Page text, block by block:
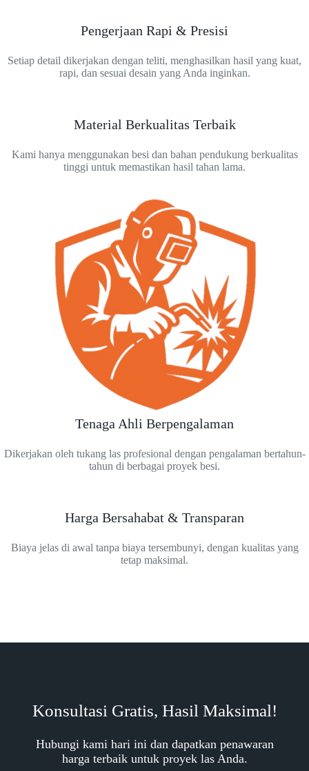
Pengerjaan Rapi & Presisi
Setiap detail dikerjakan dengan teliti, menghasilkan hasil yang kuat,
rapi, dan sesuai desain yang Anda inginkan.
Material Berkualitas Terbaik
Kami hanya menggunakan besi dan bahan pendukung berkualitas
tinggi untuk memastikan hasil tahan lama.
Tenaga Ahli Berpengalaman
Dikerjakan oleh tukang las profesional dengan pengalaman bertahun-
tahun di berbagai proyek besi.
Harga Bersahabat & Transparan
Biaya jelas di awal tanpa biaya tersembunyi, dengan kualitas yang
tetap maksimal.
Konsultasi Gratis, Hasil Maksimal!
Hubungi kami hari ini dan dapatkan penawaran
harga terbaik untuk proyek las Anda.